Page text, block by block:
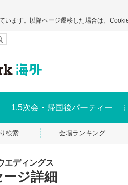
ます。以降ページ遷移した場合は、
1.5次会・帰国後パーティー
検索 会場ランキング
エディングス
ジ詳細